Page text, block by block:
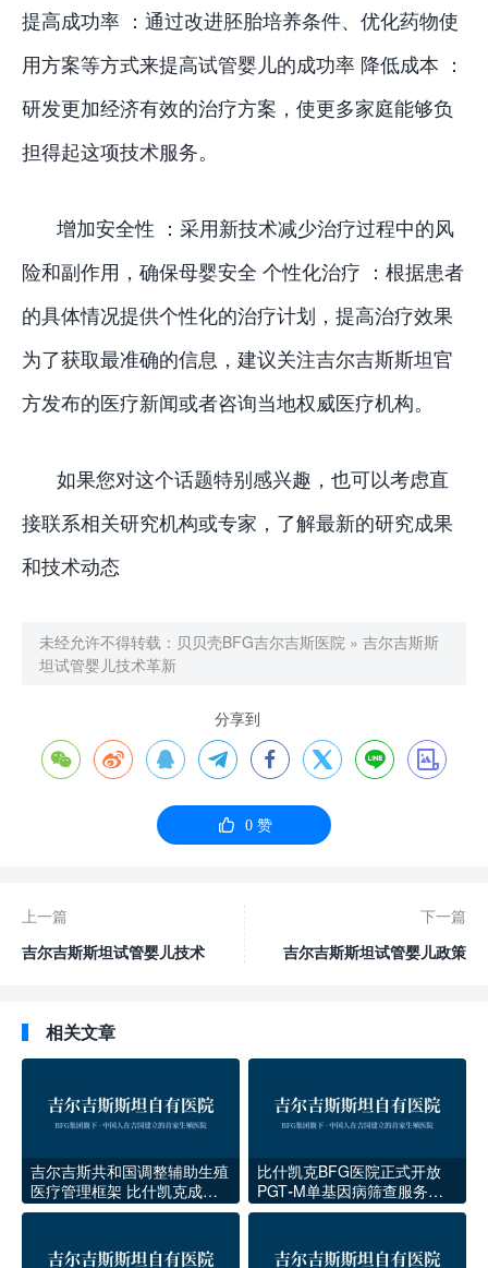
提高成功率 ：通过改进胚胎培养条件、优化药物使
用方案等方式来提高试管婴儿的成功率 降低成本 ：
研发更加经济有效的治疗方案，使更多家庭能够负
担得起这项技术服务。
增加安全性 ：采用新技术减少治疗过程中的风
险和副作用，确保母婴安全 个性化治疗 ：根据患者
的具体情况提供个性化的治疗计划，提高治疗效果
为了获取最准确的信息，建议关注吉尔吉斯斯坦官
方发布的医疗新闻或者咨询当地权威医疗机构。
如果您对这个话题特别感兴趣，也可以考虑直
接联系相关研究机构或专家，了解最新的研究成果
和技术动态
未经允许不得转载： 贝贝壳BFG吉尔吉斯医院 » 吉尔吉斯斯
坦试管婴儿技术革新
分享到
       
 0赞
上一篇
吉尔吉斯斯坦试管婴儿技术
下一篇
吉尔吉斯斯坦试管婴儿政策
相关文章
吉尔吉斯共和国调整辅助生殖
医疗管理框架 比什凯克成为
中亚地区外籍家庭就医枢纽地
比什凯克BFG医院正式开放
PGT-M单基因病筛查服务：
吉尔吉斯辅助生殖行业迎来技